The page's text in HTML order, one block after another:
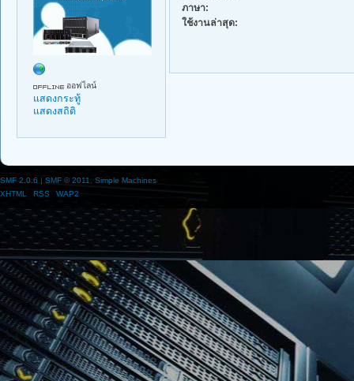
ออฟไลน์
แสดงกระทู้
แสดงสถิติ
ภาษา:
ใช้งานล่าสุด:
SMF 2.0.6 | SMF © 2011
Simple Machines
XHTML
RSS WAP2